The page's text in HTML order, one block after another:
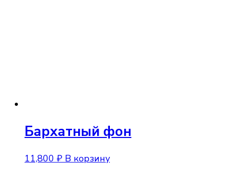
Бархатный фон
11,800 ₽ В корзину